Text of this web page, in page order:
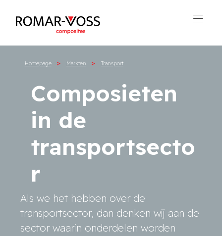
Homepage Markten Transport
Composieten
in de
transportsecto
r
Als we het hebben over de
transportsector, dan denken wij aan de
sector waarin onderdelen worden